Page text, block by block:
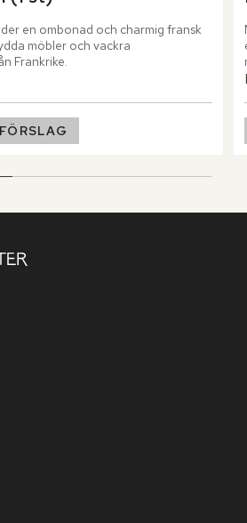
en ombonad och charmig fransk
möbler och vackra
Frankrike.